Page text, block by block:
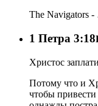
The Navigators
1 Петра 3:18
Христос
Потому что и
чтобы привести